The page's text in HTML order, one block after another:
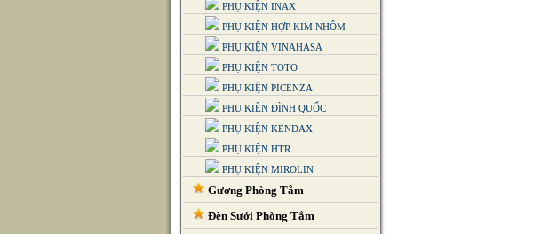
PHỤ KIỆN INAX
PHỤ KIỆN HỢP KIM NHÔM
PHỤ KIỆN VINAHASA
PHỤ KIỆN TOTO
PHỤ KIỆN PICENZA
PHỤ KIỆN ĐÌNH QUỐC
PHỤ KIỆN KENDAX
PHỤ KIỆN HTR
PHỤ KIỆN MIROLIN
Gương Phòng Tắm
Đèn Sưởi Phòng Tắm